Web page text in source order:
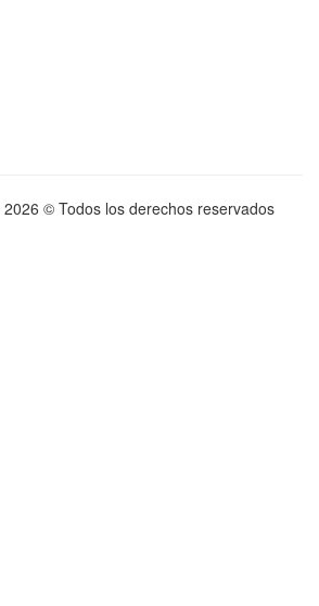
2026 © Todos los derechos reservados